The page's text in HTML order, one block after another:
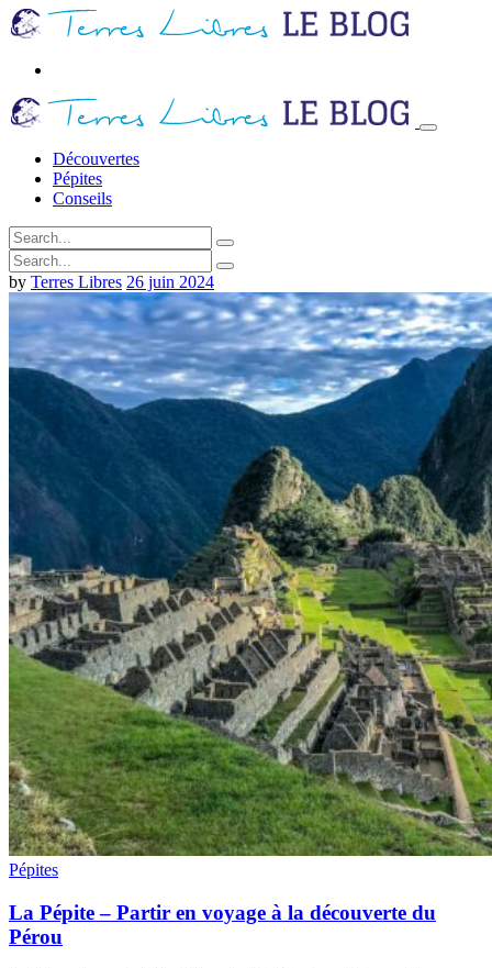
Découvertes
Pépites
Conseils
by Terres Libres 26 juin 2024
Pépites
La Pépite – Partir en voyage à la découverte du
Pérou